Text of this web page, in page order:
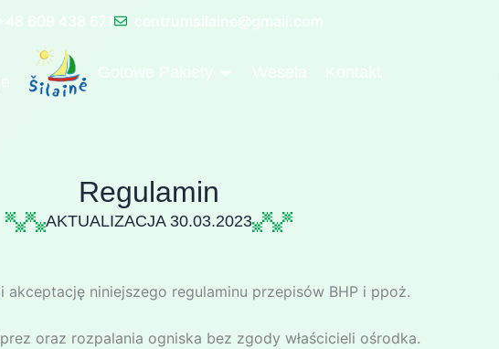
centrumsilaine@gmail.com
Gotowe Pakiety OPEN GOTOWE PAKIETY
Wesela Kontakt
Regulamin
AKTUALIZACJA 30.03.2023
niniejszego regulaminu przepisów BHP i ppoż.
oraz rozpalania ogniska bez zgody właścicieli ośrodka.